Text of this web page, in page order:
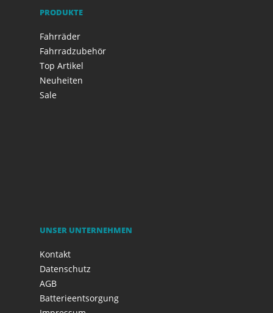
PRODUKTE
Fahrräder
Fahrradzubehör
Top Artikel
Neuheiten
Sale
UNSER UNTERNEHMEN
Kontakt
Datenschutz
AGB
Batterieentsorgung